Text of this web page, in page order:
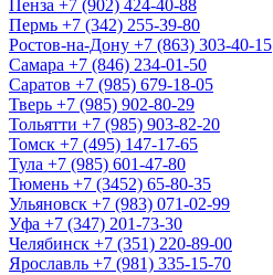
Пенза +7 (902) 424-40-88
Пермь +7 (342) 255-39-80
Ростов-на-Дону +7 (863) 303-40-15
Самара +7 (846) 234-01-50
Саратов +7 (985) 679-18-05
Тверь +7 (985) 902-80-29
Тольятти +7 (985) 903-82-20
Томск +7 (495) 147-17-65
Тула +7 (985) 601-47-80
Тюмень +7 (3452) 65-80-35
Ульяновск +7 (983) 071-02-99
Уфа +7 (347) 201-73-30
Челябинск +7 (351) 220-89-00
Ярославль +7 (981) 335-15-70